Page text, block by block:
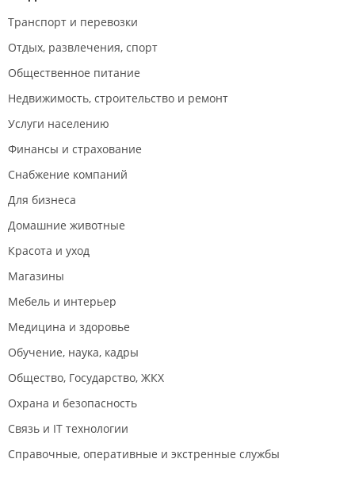
Транспорт и перевозки
Отдых, развлечения, спорт
Общественное питание
Недвижимость, строительство и ремонт
Услуги населению
Финансы и страхование
Снабжение компаний
Для бизнеса
Домашние животные
Красота и уход
Магазины
Мебель и интерьер
Медицина и здоровье
Обучение, наука, кадры
Общество, Государство, ЖКХ
Охрана и безопасность
Связь и IT технологии
Справочные, оперативные и экстренные службы